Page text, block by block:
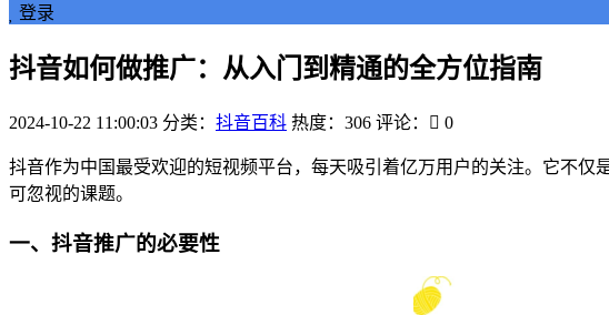
登录
抖音如何做推广：从入门到精通的全方位指南
2024-10-22 11:00:03 分类： 抖音百科 热度：306 评论： 0
抖音作为中国最受欢迎的短视频平台，每天吸引着亿万用户的关注。它不
可忽视的课题。
一、抖音推广的必要性